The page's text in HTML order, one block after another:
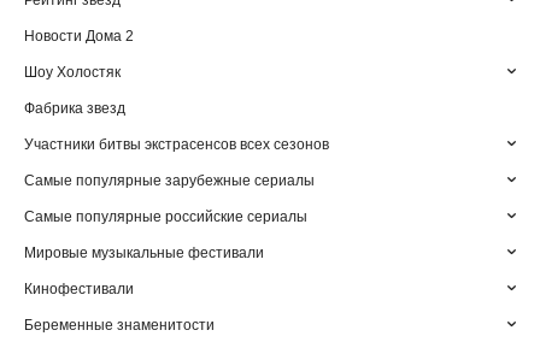
Новости Дома 2
Шоу Холостяк
Фабрика звезд
Участники битвы экстрасенсов всех сезонов
Самые популярные зарубежные сериалы
Самые популярные российские сериалы
Мировые музыкальные фестивали
Кинофестивали
Беременные знаменитости